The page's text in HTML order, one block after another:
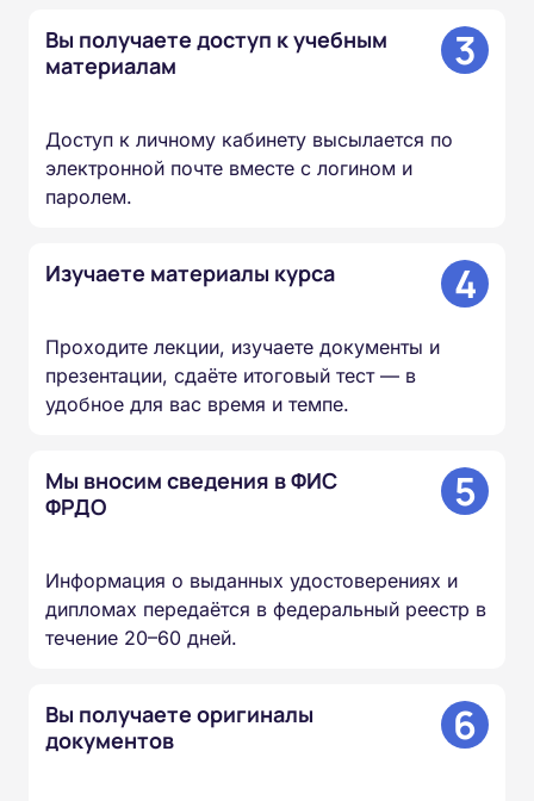
Вы получаете доступ к учебным
материалам
3
Доступ к личному кабинету высылается по
электронной почте вместе с логином и
паролем.
Изучаете материалы курса 4
Проходите лекции, изучаете документы и
презентации, сдаёте итоговый тест — в
удобное для вас время и темпе.
Мы вносим сведения в ФИС
ФРДО
5
Информация о выданных удостоверениях и
дипломах передаётся в федеральный реестр в
течение 20–60 дней.
Вы получаете оригиналы
документов
6